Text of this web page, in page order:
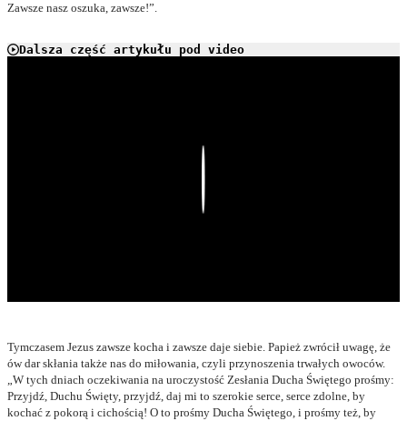
Zawsze nasz oszuka, zawsze!”.
Dalsza część artykułu pod video
Tymczasem Jezus zawsze kocha i zawsze daje siebie. Papież zwrócił uwagę, że
ów dar skłania także nas do miłowania, czyli przynoszenia trwałych owoców.
„W tych dniach oczekiwania na uroczystość Zesłania Ducha Świętego prośmy:
Przyjdź, Duchu Święty, przyjdź, daj mi to szerokie serce, serce zdolne, by
kochać z pokorą i cichością! O to prośmy Ducha Świętego, i prośmy też, by